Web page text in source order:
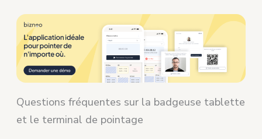
Questions fréquentes sur la badgeuse tablette
et le terminal de pointage